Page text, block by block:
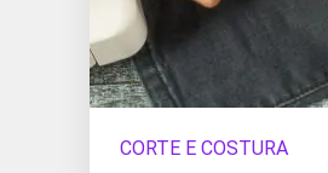
CORTE E COSTURA